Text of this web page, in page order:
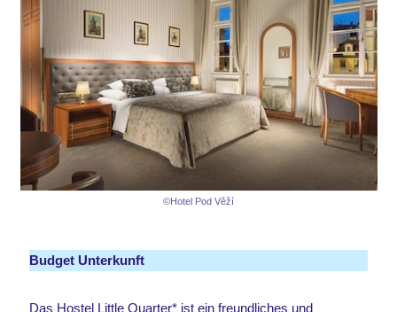
©Hotel Pod Věží
Budget Unterkunft
Das Hostel Little Quarter* ist ein freundliches und